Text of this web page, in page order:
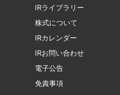
IRライブラリー
株式について
IRカレンダー
IRお問い合わせ
電子公告
免責事項